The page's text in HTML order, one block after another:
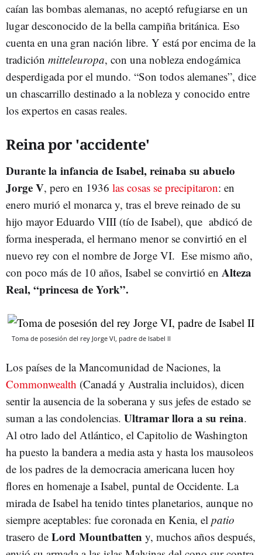
caían las bombas alemanas, no aceptó refugiarse en un
lugar desconocido de la bella campiña británica. Eso
cuenta en una gran nación libre. Y está por encima de la
tradición mitteleuropa, con una nobleza endogámica
desperdigada por el mundo. “Son todos alemanes”, dice
un chascarrillo destinado a la nobleza y conocido entre
los expertos en casas reales.
Reina por 'accidente'
Durante la infancia de Isabel, reinaba su abuelo
Jorge V, pero en 1936 las cosas se precipitaron: en
enero murió el monarca y, tras el breve reinado de su
hijo mayor Eduardo VIII (tío de Isabel), que abdicó de
forma inesperada, el hermano menor se convirtió en el
nuevo rey con el nombre de Jorge VI. Ese mismo año,
con poco más de 10 años, Isabel se convirtió en Alteza
Real, “princesa de York”.
Toma de posesión del rey Jorge VI, padre de Isabel II
Los países de la Mancomunidad de Naciones, la
Commonwealth (Canadá y Australia incluidos), dicen
sentir la ausencia de la soberana y sus jefes de estado se
suman a las condolencias. Ultramar llora a su reina.
Al otro lado del Atlántico, el Capitolio de Washington
ha puesto la bandera a media asta y hasta los mausoleos
de los padres de la democracia americana lucen hoy
flores en homenaje a Isabel, puntal de Occidente. La
mirada de Isabel ha tenido tintes planetarios, aunque no
siempre aceptables: fue coronada en Kenia, el patio
trasero de Lord Mountbatten y, muchos años después,